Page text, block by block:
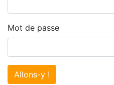
Mot de passe
Allons-y !